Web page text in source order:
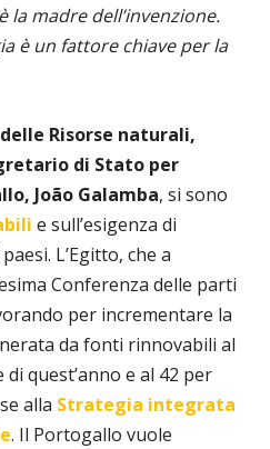
la madre dell’invenzione.
è un fattore chiave per la
Risorse naturali,
di Stato per
João Galamba, si sono
e sull’esigenza di
L’Egitto, che a
Conferenza delle parti
per incrementare la
da fonti rinnovabili al
quest’anno e al 42 per
alla Strategia integrata
. Il Portogallo vuole